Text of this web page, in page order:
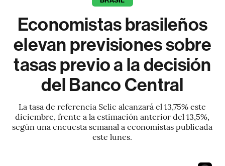
Economistas brasileños
elevan previsiones sobre
tasas previo a la decisión
del Banco Central
La tasa de referencia Selic alcanzará el 13,75% este
diciembre, frente a la estimación anterior del 13,5%,
según una encuesta semanal a economistas publicada
este lunes.